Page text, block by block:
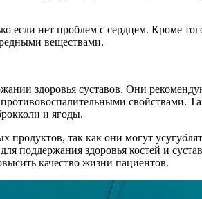
если нет проблем с сердцем. Кроме
веществами.
здоровья суставов. Они
свойствами.
и ягоды.
так как они могут
поддержания здоровья костей и
качество жизни пациентов.